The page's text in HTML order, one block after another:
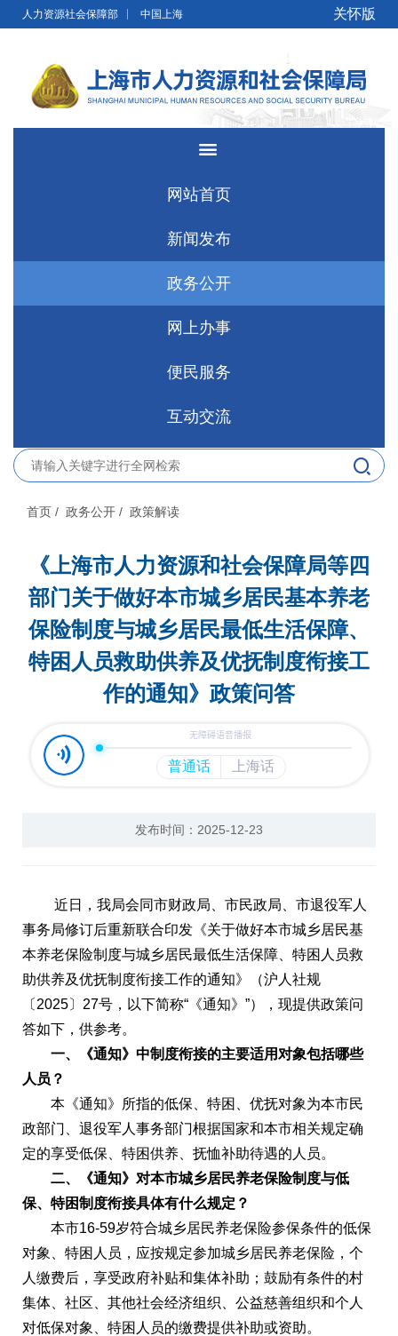
无障碍操作说明 跳转到网站导航区
人力资源社会保障部 中国上海 关怀版
网站首页
新闻发布
政务公开
网上办事
便民服务
互动交流
首页 / 政务公开 / 政策解读
《上海市人力资源和社会保障局等四
部门关于做好本市城乡居民基本养老
保险制度与城乡居民最低生活保障、
特困人员救助供养及优抚制度衔接工
作的通知》政策问答
发布时间：2025-12-23
近日，我局会同市财政局、市民政局、市退役军人
事务局修订后重新联合印发《关于做好本市城乡居民基
本养老保险制度与城乡居民最低生活保障、特困人员救
助供养及优抚制度衔接工作的通知》（沪人社规
〔2025〕27号，以下简称“《通知》”），现提供政策问
答如下，供参考。
一、《通知》中制度衔接的主要适用对象包括哪些
人员？
本《通知》所指的低保、特困、优抚对象为本市民
政部门、退役军人事务部门根据国家和本市相关规定确
定的享受低保、特困供养、抚恤补助待遇的人员。
二、《通知》对本市城乡居民养老保险制度与低
保、特困制度衔接具体有什么规定？
本市16-59岁符合城乡居民养老保险参保条件的低保
对象、特困人员，应按规定参加城乡居民养老保险，个
人缴费后，享受政府补贴和集体补助；鼓励有条件的村
集体、社区、其他社会经济组织、公益慈善组织和个人
对低保对象、特困人员的缴费提供补助或资助。